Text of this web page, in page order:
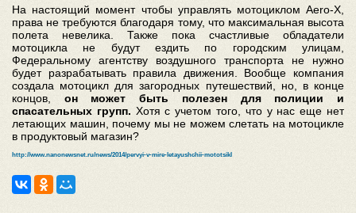
На настоящий момент чтобы управлять мотоциклом Aero-X,
права не требуются благодаря тому, что максимальная высота
полета невелика. Также пока счастливые обладатели
мотоцикла не будут ездить по городским улицам,
Федеральному агентству воздушного транспорта не нужно
будет разрабатывать правила движения. Вообще компания
создала мотоцикл для загородных путешествий, но, в конце
концов, он может быть полезен для полиции и
спасательных групп. Хотя с учетом того, что у нас еще нет
летающих машин, почему мы не можем слетать на мотоцикле
в продуктовый магазин?
http://www.nanonewsnet.ru/news/2014/pervyi-v-mire-letayushchii-mototsikl